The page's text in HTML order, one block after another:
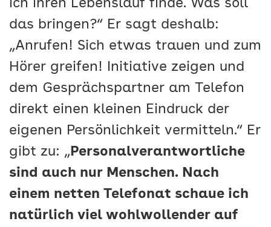
ich ihren Lebenslauf finde. Was soll
das bringen?“ Er sagt deshalb:
„Anrufen! Sich etwas trauen und zum
Hörer greifen! Initiative zeigen und
dem Gesprächspartner am Telefon
direkt einen kleinen Eindruck der
eigenen Persönlichkeit vermitteln.“ Er
gibt zu: „Personalverantwortliche
sind auch nur Menschen. Nach
einem netten Telefonat schaue ich
natürlich viel wohlwollender auf